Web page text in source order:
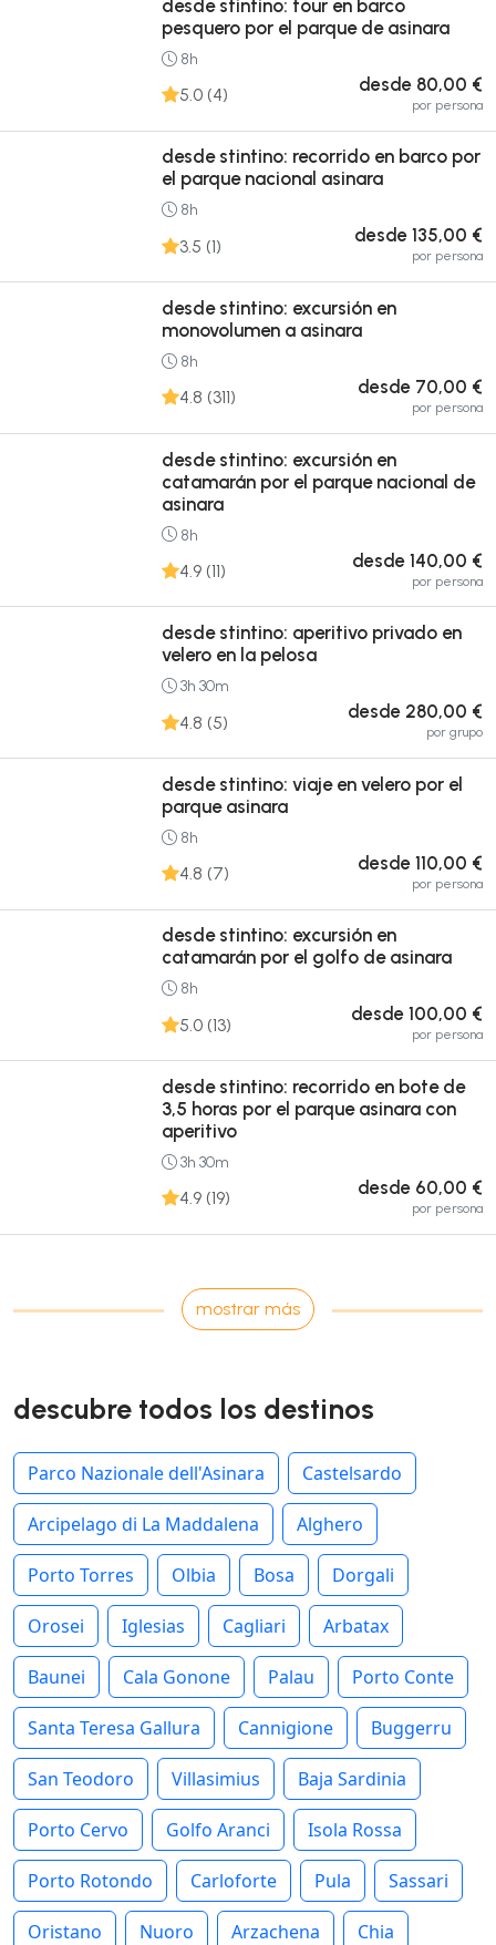
desde stintino: tour en barco
pesquero por el parque de asinara
8h
5.0 (4) desde 80,00 €
por persona
desde stintino: recorrido en barco por
el parque nacional asinara
8h
3.5 (1) desde 135,00 €
por persona
desde stintino: excursión en
monovolumen a asinara
8h
4.8 (311) desde 70,00 €
por persona
desde stintino: excursión en
catamarán por el parque nacional de
asinara
8h
4.9 (11) desde 140,00 €
por persona
desde stintino: aperitivo privado en
velero en la pelosa
3h 30m
4.8 (5) desde 280,00 €
por grupo
desde stintino: viaje en velero por el
parque asinara
8h
4.8 (7) desde 110,00 €
por persona
desde stintino: excursión en
catamarán por el golfo de asinara
8h
5.0 (13) desde 100,00 €
por persona
desde stintino: recorrido en bote de
3,5 horas por el parque asinara con
aperitivo
3h 30m
4.9 (19) desde 60,00 €
por persona
mostrar más
descubre todos los destinos
Parco Nazionale dell'Asinara Castelsardo
Arcipelago di La Maddalena Alghero
Porto Torres Olbia Bosa Dorgali
Orosei Iglesias Cagliari Arbatax
Baunei Cala Gonone Palau Porto Conte
Santa Teresa Gallura Cannigione Buggerru
San Teodoro Villasimius Baja Sardinia
Porto Cervo Golfo Aranci Isola Rossa
Porto Rotondo Carloforte Pula Sassari
Oristano Nuoro Arzachena Chia